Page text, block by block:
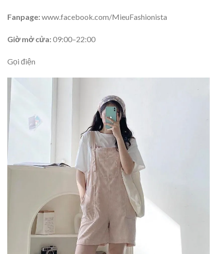
Fanpage:www.facebook.com/MieuFashionista
Giờ mở cửa:09:00–22:00
Gọi điện